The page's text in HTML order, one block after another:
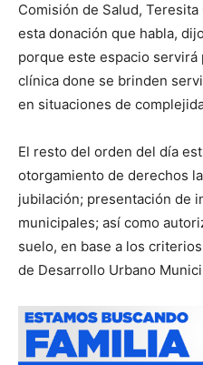
Comisión de Salud,
esta donación que habla,
porque este espacio servirá
clínica done se brinden
en situaciones de
El resto del orden del día
otorgamiento de derechos
jubilación; presentación de
municipales; así como
suelo, en base a los
de Desarrollo Urbano